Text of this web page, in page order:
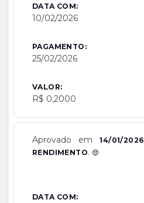
DATA COM:
10/02/2026
PAGAMENTO:
25/02/2026
VALOR:
R$ 0,2000
Aprovado em14/01/2026
RENDIMENTO.
DATA COM: